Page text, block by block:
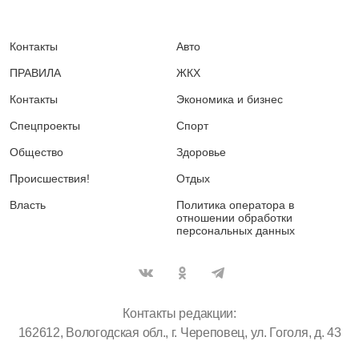
Контакты
ПРАВИЛА
Контакты
Спецпроекты
Общество
Происшествия!
Власть
Авто
ЖКХ
Экономика и бизнес
Спорт
Здоровье
Отдых
Политика оператора в
отношении обработки
персональных данных
Контакты редакции:
162612, Вологодская обл., г. Череповец, ул. Гоголя, д. 43